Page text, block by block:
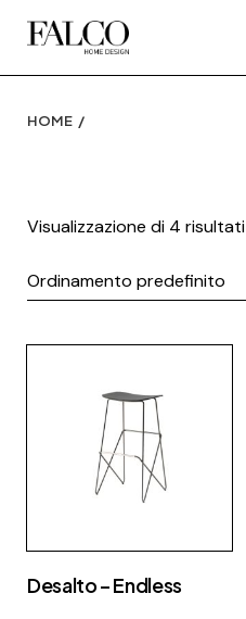
HOME
Visualizzazione di 4 risultati
Ordinamento predefinito
Desalto – Endless